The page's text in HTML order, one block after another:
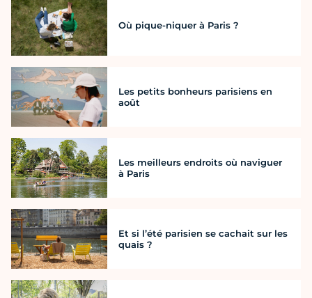
Où pique-niquer à Paris ?
Les petits bonheurs parisiens en
août
Les meilleurs endroits où naviguer
à Paris
Et si l’été parisien se cachait sur les
quais ?